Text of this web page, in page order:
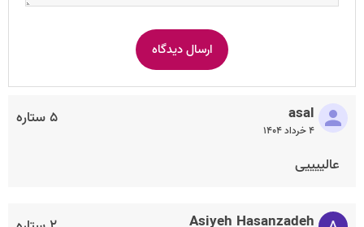
۵ ستاره asal
۴ خرداد ۱۴۰۴
عالییییی
Asiyeh Hasanzadeh